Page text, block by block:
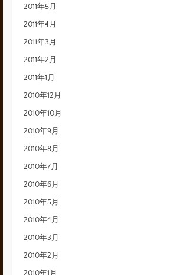
2011年5月
2011年4月
2011年3月
2011年2月
2011年1月
2010年12月
2010年10月
2010年9月
2010年8月
2010年7月
2010年6月
2010年5月
2010年4月
2010年3月
2010年2月
2010年1月